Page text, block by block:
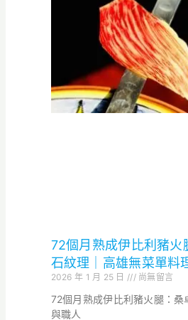
72個月熟成伊比利豬火
石紋理｜高雄無菜單料
2026 年 1 月 25 日 尚無留言
72個月熟成伊比利豬火腿：桑
與職人